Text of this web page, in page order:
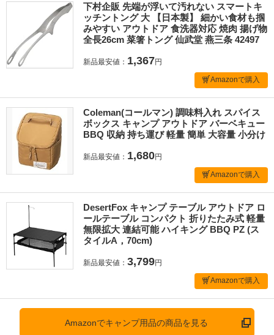
下村企販 先端が浮いて汚れない スマートキ
ッチントング 大 【日本製】 細かい食材も掴
みやすい アウトドア 食洗器対応 焼肉 揚げ物
全長26cm 菜箸トング 仙武堂 燕三条 42497
新品最安値： 1,367円
Amazonで購入
Coleman(コールマン) 調味料入れ スパイス
ボックス キャンプ アウトドア バーベキュー
BBQ 収納 持ち運び 軽量 簡単 大容量 小分け
新品最安値： 1,680円
Amazonで購入
DesertFox キャンプ テーブル アウトドア ロ
ールテーブル コンパクト 折りたたみ式 軽量
無限拡大 連結可能 ハイキング BBQ PZ (ス
タイルA，70cm)
新品最安値： 3,799円
Amazonで購入
Amazonでキャンプ用品の商品を見る